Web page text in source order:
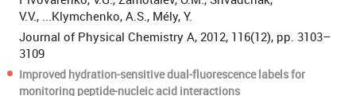
V.V., ...Klymchenko, A.S., Mély, Y.
Journal of Physical Chemistry A, 2012, 116(12), pp. 3103–
3109
Improved hydration-sensitive dual-fluorescence labels for
monitoring peptide-nucleic acid interactions